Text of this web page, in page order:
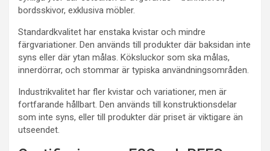
bordsskivor, exklusiva möbler.
Standardkvalitet har enstaka kvistar och mindre
färgvariationer. Den används till produkter där baksidan inte
syns eller där ytan målas. Köksluckor som ska målas,
innerdörrar, och stommar är typiska användningsområden.
Industrikvalitet har fler kvistar och variationer, men är
fortfarande hållbart. Den används till konstruktionsdelar
som inte syns, eller till produkter där priset är viktigare än
utseendet.